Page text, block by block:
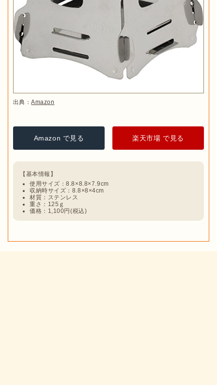
出典：Amazon
Amazon で見る 楽天市場 で見る
使用サイズ：8.8×8.8×7.9cm
収納時サイズ：8.8×8×4cm
材質：ステンレス
重さ：125ｇ
価格：1,100円(税込)